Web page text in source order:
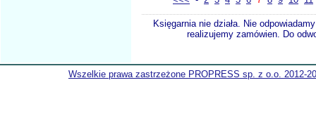
Księgarnia nie działa. Nie
realizujemy zamówien. Do
Wszelkie prawa zastrzeżone PROPRESS sp. z o.o. 2012-